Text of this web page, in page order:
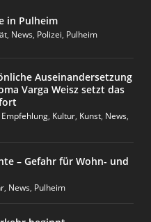
in Pulheim
, News, Polizei, Pulheim
Auseinandersetzung
Varga Weisz setzt das
Empfehlung, Kultur, Kunst, News,
– Gefahr für Wohn- und
, News, Pulheim